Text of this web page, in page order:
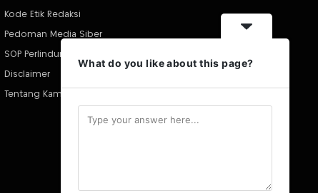
Kode Etik Redaksi
Pedoman Media Siber
SOP Perlindungan Wartawan
Disclaimer
Tentang Kami
What do you like about this page?